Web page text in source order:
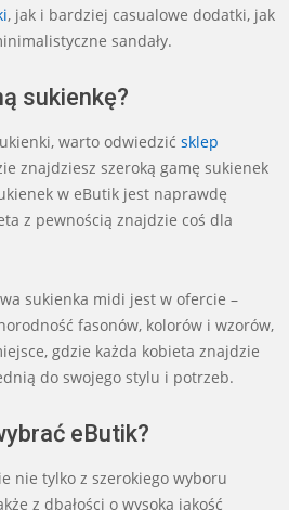
, jak i bardziej casualowe dodatki, jak
sandały.
sukienkę?
warto odwiedzić sklep
znajdziesz szeroką gamę sukienek
w eButik jest naprawdę
z pewnością znajdzie coś dla
sukienka midi jest w ofercie –
fasonów, kolorów i wzorów,
gdzie każda kobieta znajdzie
do swojego stylu i potrzeb.
eButik?
nie tylko z szerokiego wyboru
z dbałości o wysoką jakość